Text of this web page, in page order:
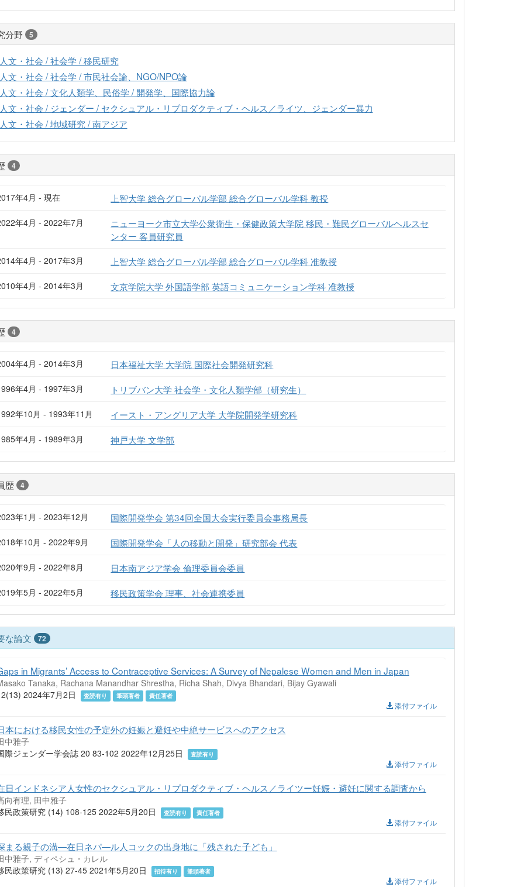
分野 5
文・社会 / 社会学 / 移民研究
文・社会 / 社会学 / 市民社会論、NGO/NPO論
文・社会 / 文化人類学、民俗学 / 開発学、国際協力論
文・社会 / ジェンダー / セクシュアル・リプロダクティブ・ヘルス／ライツ、ジェンダー暴力
文・社会 / 地域研究 / 南アジア
4
年4月 - 現在 上智大学 総合グローバル学部 総合グローバル学科 教授
年4月 - 2022年7月
ニューヨーク市立大学公衆衛生・保健政策大学院 移民・難民グローバルヘルスセ
ンター 客員研究員
年4月 - 2017年3月 上智大学 総合グローバル学部 総合グローバル学科 准教授
年4月 - 2014年3月 文京学院大学 外国語学部 英語コミュニケーション学科 准教授
4
年4月 - 2014年3月 日本福祉大学 大学院 国際社会開発研究科
年4月 - 1997年3月 トリブバン大学 社会学・文化人類学部（研究生）
年10月 - 1993年11月 イースト・アングリア大学 大学院開発学研究科
年4月 - 1989年3月 神戸大学 文学部
歴 4
年1月 - 2023年12月 国際開発学会 第34回全国大会実行委員会事務局長
年10月 - 2022年9月 国際開発学会「人の移動と開発」研究部会 代表
年9月 - 2022年8月 日本南アジア学会 倫理委員会委員
年5月 - 2022年5月 移民政策学会 理事、社会連携委員
な論文 72
in Migrants’ Access to Contraceptive Services: A Survey of Nepalese Women and Men in Japan
Tanaka, Rachana Manandhar Shrestha, Richa Shah, Divya Bhandari, Bijay Gyawali
2024年7月2日
査読有り 筆頭著者 責任著者
添付ファイル
本における移民女性の予定外の妊娠と避妊や中絶サービスへのアクセス
中雅子
際ジェンダー学会誌 20 83-102 2022年12月25日
査読有り
添付ファイル
日インドネシア人女性のセクシュアル・リプロダクティブ・ヘルス／ライツー妊娠・避妊に関する調査から
向有理, 田中雅子
民政策研究 (14) 108-125 2022年5月20日
査読有り 責任著者
添付ファイル
まる親子の溝―在日ネパ―ル人コックの出身地に「残された子ども」
中雅子, ディペシュ・カレル
民政策研究 (13) 27-45 2021年5月20日
招待有り 筆頭著者
添付ファイル